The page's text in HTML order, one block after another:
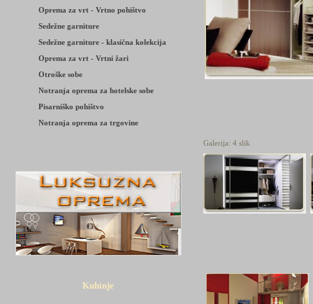
Oprema za vrt - Vrtno pohištvo
Sedežne garniture
Sedežne garniture - klasična kolekcija
Oprema za vrt - Vrtni žari
Otroške sobe
Notranja oprema za hotelske sobe
Pisarniško pohištvo
Notranja oprema za trgovine
Kuhinje
Galerija: 4 slik